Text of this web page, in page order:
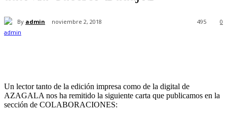
By admin noviembre 2, 2018 0
495
Un lector tanto de la edición impresa como de la digital de
AZAGALA nos ha remitido la siguiente carta que publicamos en la
sección de COLABORACIONES: